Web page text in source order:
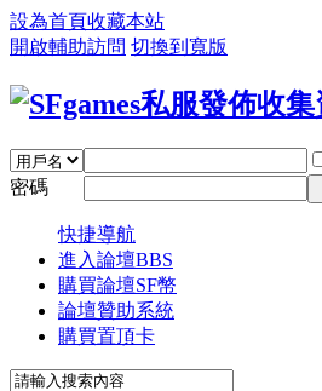
設為首頁收藏本站
開啟輔助訪問 切換到寬版
密碼
快捷導航
進入論壇BBS
購買論壇SF幣
論壇贊助系統
購買置頂卡